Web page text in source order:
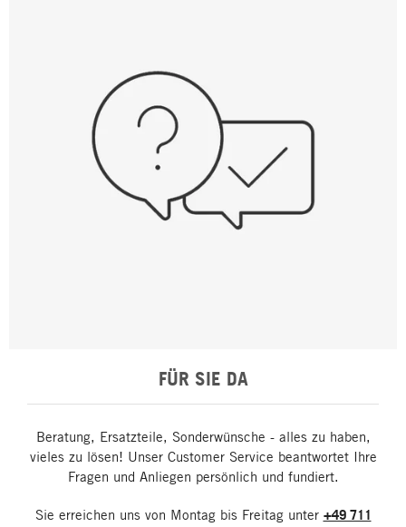
FÜR SIE DA
Beratung, Ersatzteile, Sonderwünsche - alles zu haben,
vieles zu lösen! Unser Customer Service beantwortet Ihre
Fragen und Anliegen persönlich und fundiert.
Sie erreichen uns von Montag bis Freitag unter +49 711